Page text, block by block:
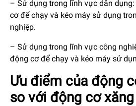
– Sử dụng trong lĩnh vực dân
cơ để chạy và kéo máy sử dụng
nghiệp.
– Sử dụng trong lĩnh vực công
động cơ để chạy và kéo máy sử
Ưu điểm của động
so với động cơ xăng